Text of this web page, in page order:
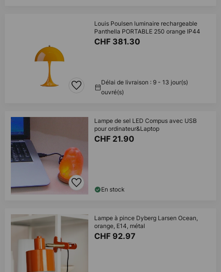
Louis Poulsen luminaire rechargeable
Panthella PORTABLE 250 orange IP44
CHF 381.30
Délai de livraison : 9 - 13 jour(s)
ouvré(s)
Lampe de sel LED Compus avec USB
pour ordinateur&Laptop
CHF 21.90
En stock
Lampe à pince Dyberg Larsen Ocean,
orange, E14, métal
CHF 92.97